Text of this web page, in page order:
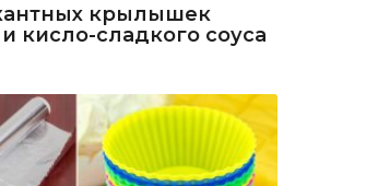
крылышек
кисло-сладкого соуса